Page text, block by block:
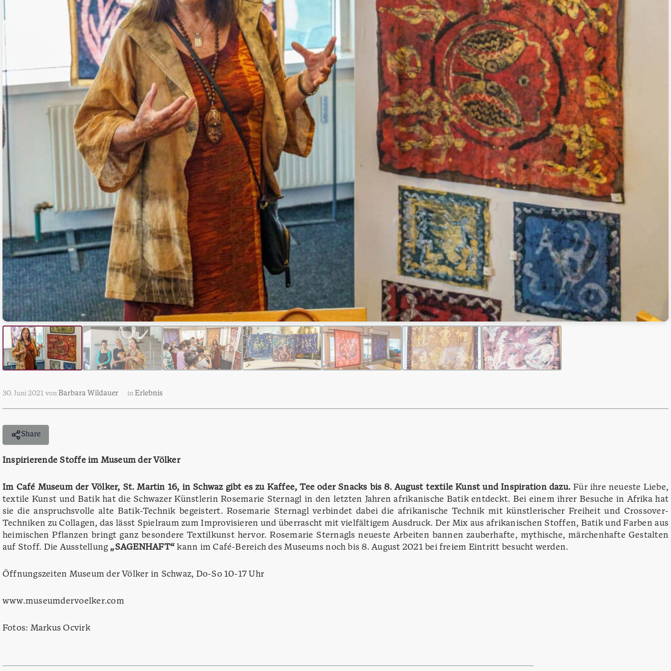
30. Juni 2021 von Barbara Wildauer in Erlebnis
Share
Inspirierende Stoffe im Museum der Völker
Im Café Museum der Völker, St. Martin 16, in Schwaz gibt es zu Kaffee, Tee oder Snacks bis 8. August textile Kunst und Inspiration dazu.Für ihre neueste Liebe,
textile Kunst und Batik hat die Schwazer Künstlerin Rosemarie Sternagl in den letzten Jahren afrikanische Batik entdeckt. Bei einem ihrer Besuche in Afrika hat
sie die anspruchsvolle alte Batik-Technik begeistert. Rosemarie Sternagl verbindet dabei die afrikanische Technik mit künstlerischer Freiheit und Crossover-
Techniken zu Collagen, das lässt Spielraum zum Improvisieren und überrascht mit vielfältigem Ausdruck. Der Mix aus afrikanischen Stoffen, Batik und Farben aus
heimischen Pflanzen bringt ganz besondere Textilkunst hervor. Rosemarie Sternagls neueste Arbeiten bannen zauberhafte, mythische, märchenhafte Gestalten
auf Stoff. Die Ausstellung „SAGENHAFT“ kann im Café-Bereich des Museums noch bis 8. August 2021 bei freiem Eintritt besucht werden.
Öffnungszeiten Museum der Völker in Schwaz, Do-So 10-17 Uhr
www.museumdervoelker.com
Fotos: Markus Ocvirk